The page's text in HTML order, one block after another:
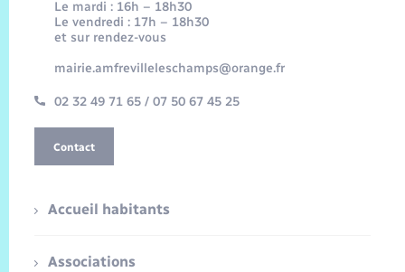
Le mardi : 16h – 18h30
Le vendredi : 17h – 18h30
et sur rendez-vous
mairie.amfrevilleleschamps@orange.fr
02 32 49 71 65 / 07 50 67 45 25
Contact
Accueil habitants
Associations